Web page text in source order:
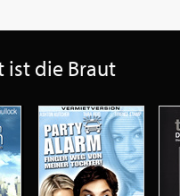
ist die Braut